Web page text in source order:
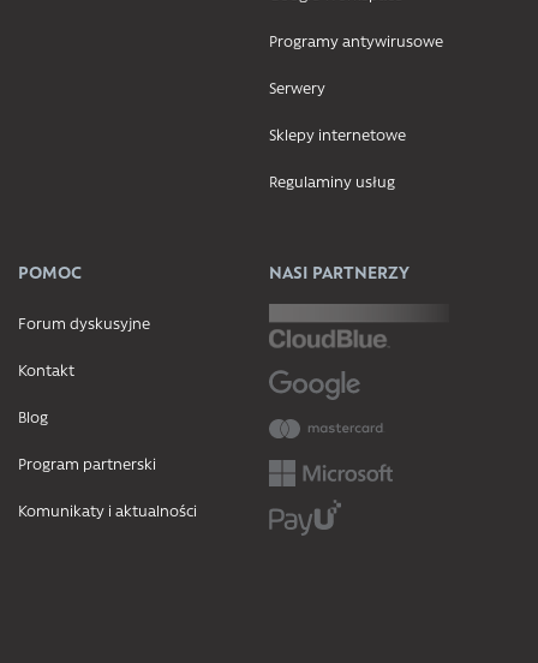
Programy antywirusowe
Serwery
Sklepy internetowe
Regulaminy usług
POMOC
Forum dyskusyjne
Kontakt
Blog
Program partnerski
Komunikaty i aktualności
NASI PARTNERZY